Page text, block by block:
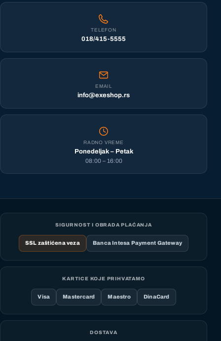
TELEFON
018/415-5555
EMAIL
info@exeshop.rs
RADNO VREME
Ponedeljak – Petak
08:00 – 16:00
SIGURNOST I OBRADA PLAĆANJA
SSL zaštićena veza Banca Intesa Payment Gateway
KARTICE KOJE PRIHVATAMO
Visa Mastercard Maestro DinaCard
DOSTAVA